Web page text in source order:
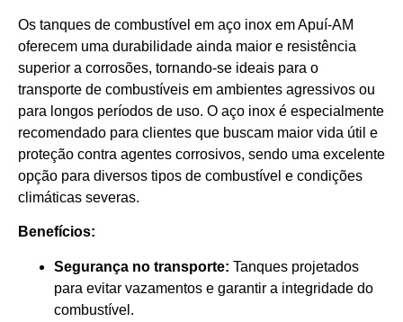
Os tanques de combustível em aço inox em Apuí-AM
oferecem uma durabilidade ainda maior e resistência
superior a corrosões, tornando-se ideais para o
transporte de combustíveis em ambientes agressivos ou
para longos períodos de uso. O aço inox é especialmente
recomendado para clientes que buscam maior vida útil e
proteção contra agentes corrosivos, sendo uma excelente
opção para diversos tipos de combustível e condições
climáticas severas.
Benefícios:
Segurança no transporte: Tanques projetados
para evitar vazamentos e garantir a integridade do
combustível.